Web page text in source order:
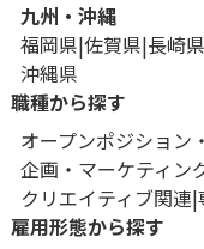
九州・沖縄
福岡県 佐賀県 長崎県
沖縄県
職種から探す
オープンポジション
企画・マーケティン
クリエイティブ関連
雇用形態から探す